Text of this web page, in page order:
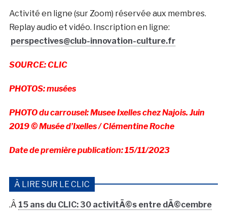
Activité en ligne (sur Zoom) réservée aux membres.
Replay audio et vidéo. Inscription en ligne:
perspectives@club-innovation-culture.fr
SOURCE: CLIC
PHOTOS: musées
PHOTO du carrousel: Musee Ixelles chez Najois. Juin
2019 © Musée d’Ixelles / Clémentine Roche
Date de première publication: 15/11/2023
À LIRE SUR LE CLIC
.Â 15 ans du CLIC: 30 activitÃ©s entre dÃ©cembre